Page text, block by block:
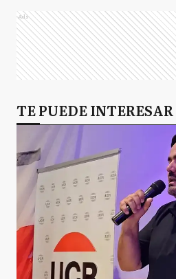
Ads
TE PUEDE INTERESAR